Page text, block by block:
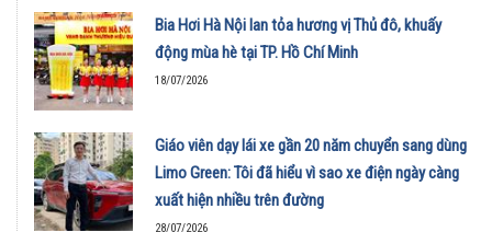
Bia Hơi Hà Nội lan tỏa hương vị Thủ đô, khuấy
động mùa hè tại TP. Hồ Chí Minh
18/07/2026
Giáo viên dạy lái xe gần 20 năm chuyển sang dùng
Limo Green: Tôi đã hiểu vì sao xe điện ngày càng
xuất hiện nhiều trên đường
28/07/2026